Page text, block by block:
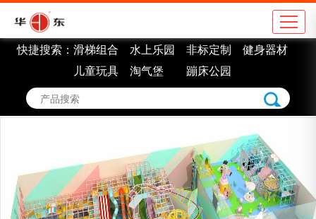
公司简介
组织架构
企业认证
企业荣誉
非
快捷搜索： 滑梯组合 水上乐园 非标定制
健身器材
儿童玩具
淘气堡 蹦床公园